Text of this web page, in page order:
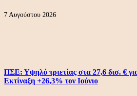
7 Αυγούστου 2026
ΠΣΕ: Υψηλό τριετίας στα 27,6 δισ. €
Εκτίναξη +26,3% τον Ιούνιο